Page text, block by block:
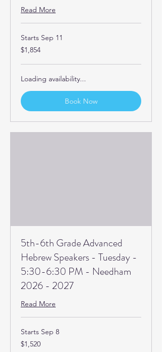
Read More
Starts Sep 11
1,854
US
$1,854
Loading availability...
Book Now
5th-6th Grade Advanced
Hebrew Speakers - Tuesday -
5:30-6:30 PM - Needham
2026 - 2027
Read More
Starts Sep 8
1,520
US
$1,520